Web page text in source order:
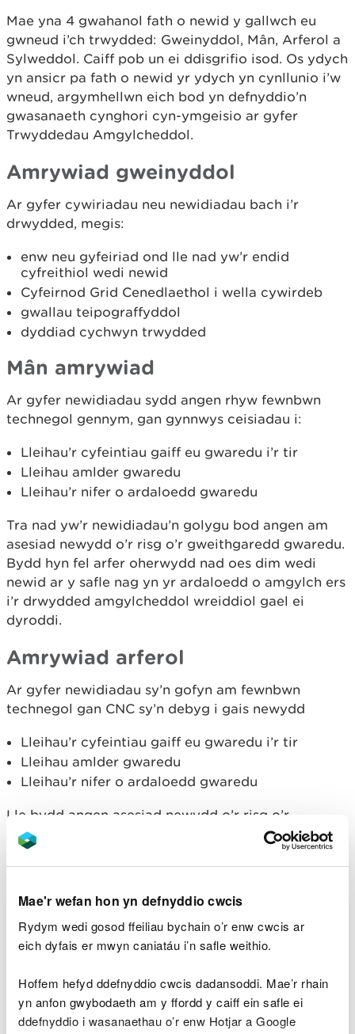
Mae'r wefan hon yn defnyddio cwcis
Rydym wedi gosod ffeiliau bychain o’r enw cwcis ar
eich dyfais er mwyn caniatáu i’n safle weithio.
Hoffem hefyd ddefnyddio cwcis dadansoddi. Mae’r rhain
yn anfon gwybodaeth am y ffordd y caiff ein safle ei
ddefnyddio i wasanaethau o’r enw Hotjar a Google
Mae yna 4 gwahanol fath o newid y gallwch eu
gwneud i’ch trwydded: Gweinyddol, Mân, Arferol a
Sylweddol. Caiff pob un ei ddisgrifio isod. Os ydych
yn ansicr pa fath o newid yr ydych yn cynllunio i’w
wneud, argymhellwn eich bod yn defnyddio’n
gwasanaeth cynghori cyn-ymgeisio ar gyfer
Trwyddedau Amgylcheddol.
Amrywiad gweinyddol
Ar gyfer cywiriadau neu newidiadau bach i’r
drwydded, megis:
enw neu gyfeiriad ond lle nad yw’r endid
cyfreithiol wedi newid
Cyfeirnod Grid Cenedlaethol i wella cywirdeb
gwallau teipograffyddol
dyddiad cychwyn trwydded
Mân amrywiad
Ar gyfer newidiadau sydd angen rhyw fewnbwn
technegol gennym, gan gynnwys ceisiadau i:
Lleihau’r cyfeintiau gaiff eu gwaredu i’r tir
Lleihau amlder gwaredu
Lleihau’r nifer o ardaloedd gwaredu
Tra nad yw’r newidiadau’n golygu bod angen am
asesiad newydd o’r risg o’r gweithgaredd gwaredu.
Bydd hyn fel arfer oherwydd nad oes dim wedi
newid ar y safle nag yn yr ardaloedd o amgylch ers
i’r drwydded amgylcheddol wreiddiol gael ei
dyroddi.
Amrywiad arferol
Ar gyfer newidiadau sy’n gofyn am fewnbwn
technegol gan CNC sy’n debyg i gais newydd
Lleihau’r cyfeintiau gaiff eu gwaredu i’r tir
Lleihau amlder gwaredu
Lleihau’r nifer o ardaloedd gwaredu
Lle bydd angen asesiad newydd o’r risg o’r
gweithgaredd gwaredu. Bydd hyn fel arfer
oherwydd bod rhywbeth wedi newid ar y safle, neu
yn yr ardaloedd o amgylch, neu bod ein polisïau
wreiddiol gael ei dyroddi.
Amrywiad sylweddol
Lle mae gofyn am asesiad arwyddocaol, byddai
hyn yn cynnwys: